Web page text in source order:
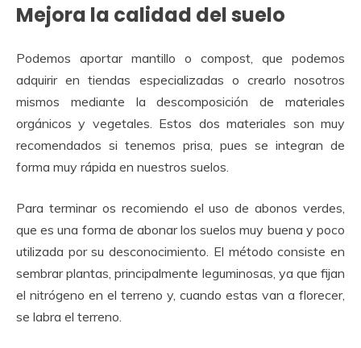
Mejora la calidad del suelo
Podemos aportar mantillo o compost, que podemos
adquirir en tiendas especializadas o crearlo nosotros
mismos mediante la descomposición de materiales
orgánicos y vegetales. Estos dos materiales son muy
recomendados si tenemos prisa, pues se integran de
forma muy rápida en nuestros suelos.
Para terminar os recomiendo el uso de abonos verdes,
que es una forma de abonar los suelos muy buena y poco
utilizada por su desconocimiento. El método consiste en
sembrar plantas, principalmente leguminosas, ya que fijan
el nitrógeno en el terreno y, cuando estas van a florecer,
se labra el terreno.